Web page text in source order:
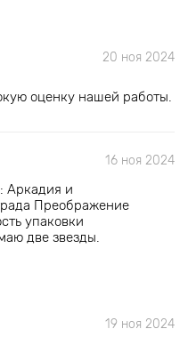
20 ноя 2024
оценку нашей работы.
16 ноя 2024
Аркадия и
Преображение
упаковки
две звезды.
19 ноя 2024